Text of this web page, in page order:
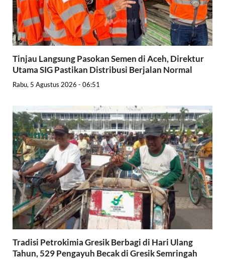
Tinjau Langsung Pasokan Semen di Aceh, Direktur
Utama SIG Pastikan Distribusi Berjalan Normal
Rabu, 5 Agustus 2026 - 06:51
Tradisi Petrokimia Gresik Berbagi di Hari Ulang
Tahun, 529 Pengayuh Becak di Gresik Semringah